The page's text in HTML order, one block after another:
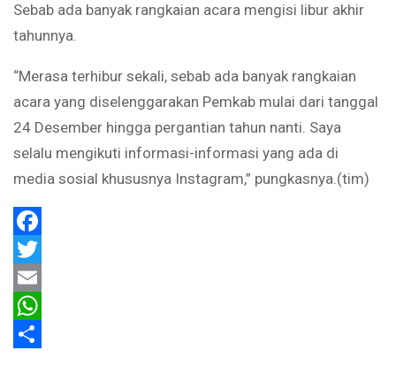
Sebab ada banyak rangkaian acara mengisi libur akhir
tahunnya.
“Merasa terhibur sekali, sebab ada banyak rangkaian
acara yang diselenggarakan Pemkab mulai dari tanggal
24 Desember hingga pergantian tahun nanti. Saya
selalu mengikuti informasi-informasi yang ada di
media sosial khususnya Instagram,” pungkasnya.(tim)
Facebook
Twitter
Email
WhatsApp